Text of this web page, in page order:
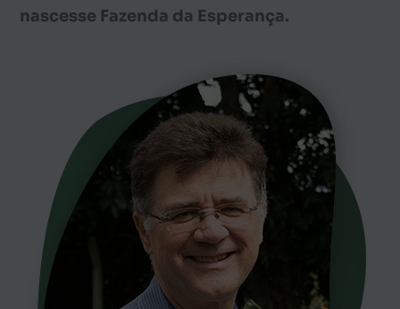
nascesse Fazenda da Esperança.